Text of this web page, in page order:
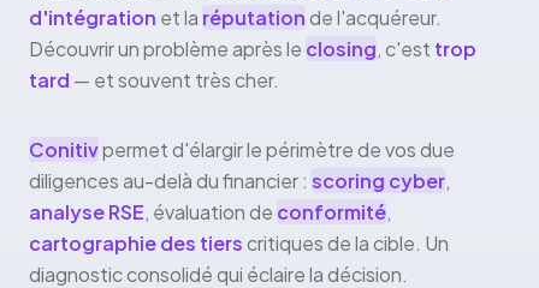
d'intégration et la réputationde l'acquéreur.
Découvrir un problème après le closing, c'est trop
tard — et souvent très cher.
Conitivpermet d'élargir le périmètre de vos due
diligences au-delà du financier : scoring cyber,
analyse RSE, évaluation de conformité,
cartographie des tierscritiques de la cible. Un
diagnostic consolidé qui éclaire la décision.